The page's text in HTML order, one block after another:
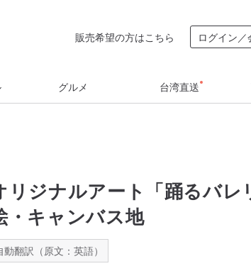
販売希望の方はこちら ログイン
グルメ 台湾直送
リジナルアート「踊るバレ
・キャンバス地
動翻訳（原文：英語）